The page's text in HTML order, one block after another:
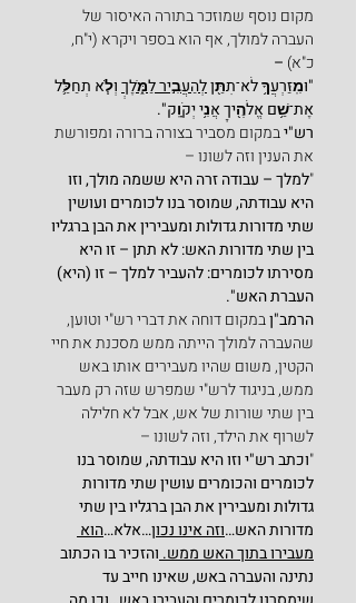
מקום נוסף שמוזכר בתורה האיסור של
העברה למולך, אף הוא בספר ויקרא (י"ח,
כ"א) –
"וּמִֽזַּרְעֲךָ֥ לֹא־תִתֵּ֖ן לְהַעֲבִ֣יר לַמֹּ֑לֶךְ וְלֹ֧א תְחַלֵּ֛ל
אֶת־שֵׁ֥ם אֱלֹהֶ֖יךָ אֲנִ֥י יְקֹוָֽק".
רש"י במקום מסביר בצורה ברורה ומפורשת
את הענין וזה לשונו –
"למלך – עבודה זרה היא ששמה מולך, וזו
היא עבודתה, שמוסר בנו לכומרים ועושין
שתי מדורות גדולות ומעבירין את הבן ברגליו
בין שתי מדורות האש: לא תתן – זו היא
מסירתו לכומרים: להעביר למלך – זו (היא)
העברת האש".
הרמב"ן במקום דוחה את דברי רש"י וטוען,
שהעברה למולך הייתה ממש מסכנת את חיי
הקטין, משום שהיו מעבירים אותו באש
ממש, בניגוד לרש"י שמפרש שזה רק מעבר
בין שתי שורות של אש, אבל לא חלילה
לשרוף את הילד, וזה לשונו –
"וכתב רש"י וזו היא עבודתה, שמוסר בנו
לכומרים והכומרים עושין שתי מדורות
גדולות ומעבירין את הבן ברגליו בין שתי
מדורות האש…וזה אינו נכון…אלא…הוא
מעבירו בתוך האש ממש. והזכיר בו הכתוב
נתינה והעברה באש, שאינו חייב עד